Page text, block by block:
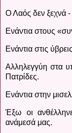
Ο Λαός δεν ξεχνά -
Ενάντια στους
Ενάντια στις
Αλληλεγγύη στα
Πατρίδες.
Ενάντια στην
Έξω οι
ανάμεσά μας.